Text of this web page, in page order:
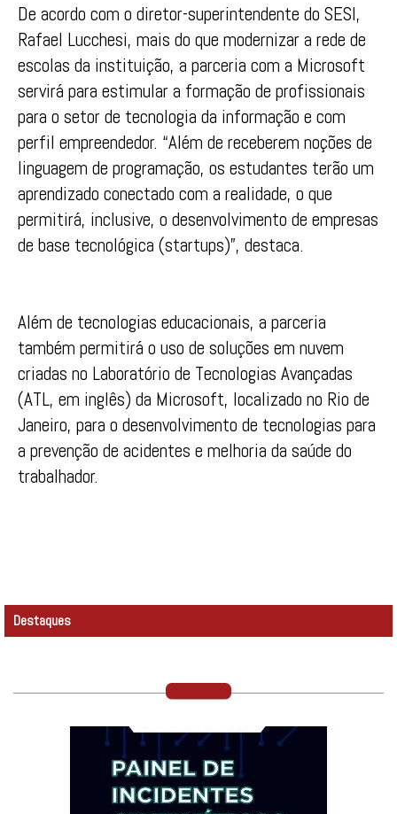
De acordo com o diretor-superintendente do SESI,
Rafael Lucchesi, mais do que modernizar a rede de
escolas da instituição, a parceria com a Microsoft
servirá para estimular a formação de profissionais
para o setor de tecnologia da informação e com
perfil empreendedor. “Além de receberem noções de
linguagem de programação, os estudantes terão um
aprendizado conectado com a realidade, o que
permitirá, inclusive, o desenvolvimento de empresas
de base tecnológica (startups)”, destaca.
Além de tecnologias educacionais, a parceria
também permitirá o uso de soluções em nuvem
criadas no Laboratório de Tecnologias Avançadas
(ATL, em inglês) da Microsoft, localizado no Rio de
Janeiro, para o desenvolvimento de tecnologias para
a prevenção de acidentes e melhoria da saúde do
trabalhador.
Destaques